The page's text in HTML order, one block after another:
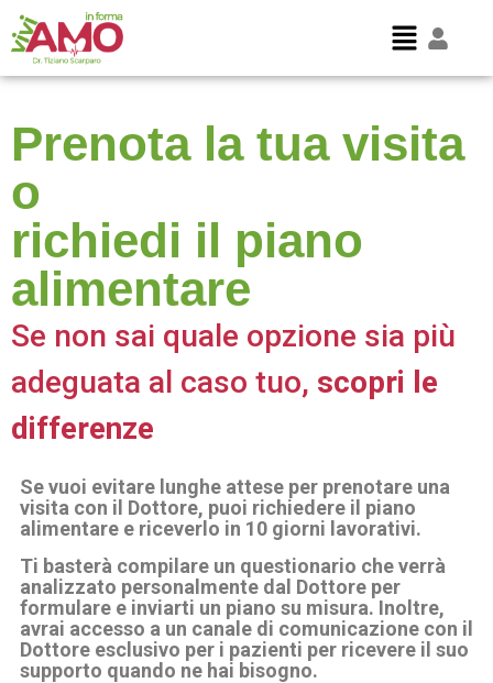
Prenota la tua visita
o
richiedi il piano
alimentare
Se non sai quale opzione sia più
adeguata al caso tuo, scopri le
differenze
Se vuoi evitare lunghe attese per prenotare una
visita con il Dottore, puoi richiedere il piano
alimentare e riceverlo in 10 giorni lavorativi.
Ti basterà compilare un questionario che verrà
analizzato personalmente dal Dottore per
formulare e inviarti un piano su misura. Inoltre,
avrai accesso a un canale di comunicazione con il
Dottore esclusivo per i pazienti per ricevere il suo
supporto quando ne hai bisogno.